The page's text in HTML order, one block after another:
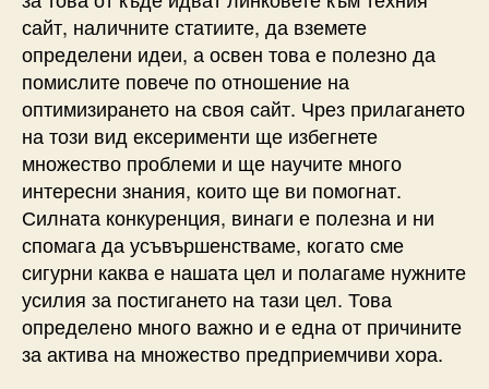
сайт, наличните статиите, да вземете
определени идеи, а освен това е полезно да
помислите повече по отношение на
оптимизирането на своя сайт. Чрез прилагането
на този вид ексерименти ще избегнете
множество проблеми и ще научите много
интересни знания, които ще ви помогнат.
Силната конкуренция, винаги е полезна и ни
спомага да усъвършенстваме, когато сме
сигурни каква е нашата цел и полагаме нужните
усилия за постигането на тази цел. Това
определено много важно и е една от причините
за актива на множество предприемчиви хора.